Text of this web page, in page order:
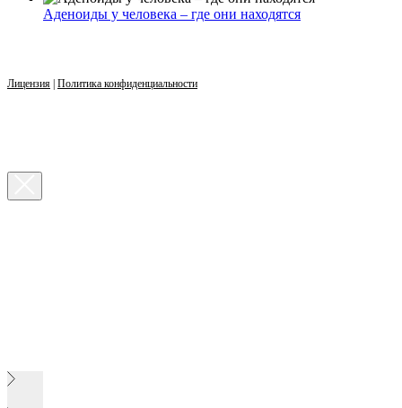
Аденоиды у человека – где они находятся
Лицензия Политика конфиденциальности